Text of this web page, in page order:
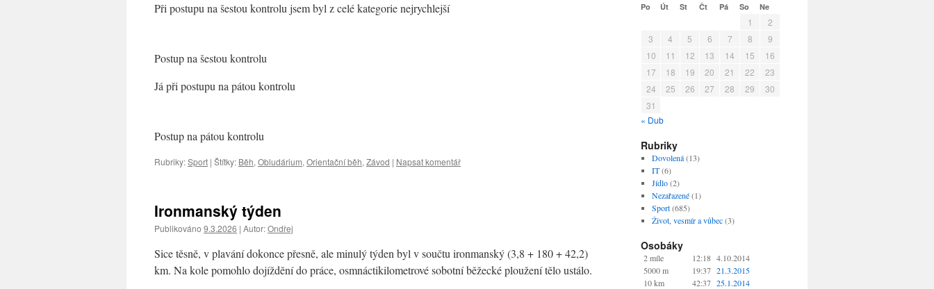
Při postupu na šestou kontrolu jsem byl z celé kategorie nejrychlejší
Postup na šestou kontrolu
Já při postupu na pátou kontrolu
Postup na pátou kontrolu
Rubriky:Sport | Štítky: Běh, Obludárium, Orientační běh, Závod | Napsat komentář
Ironmanský týden
Publikováno 9.3.2026 | Autor:Ondřej
Sice těsně, v plavání dokonce přesně, ale minulý týden byl v součtu ironmanský (3,8 + 180 + 42,2)
km. Na kole pomohlo dojíždění do práce, osmnáctikilometrové sobotní běžecké ploužení tělo ustálo.
Po Út St Čt Pá So Ne
1
2
3
4 5 6 7 8
9
10
11 12 13 14 15
16
17
18 19 20 21 22
23
24
25 26 27 28 29
30
31
« Dub
Rubriky
Dovolená(13)
IT(6)
Jídlo(2)
Nezařazené(1)
Sport(685)
Život, vesmír a vůbec(3)
Osobáky
2 míle 12:18 4.10.2014
5000 m
19:37 21.3.2015
10 km
42:37 25.1.2014